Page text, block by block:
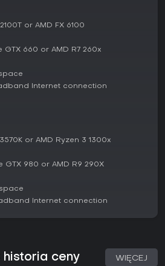
solo - wszystko wymaga partnera,
się mini-gry i wyzwania
wzbogacając progresję
co-op.
pełnym ekscentrycznych
zwierząt. Historia rozwija się
czy strychy, łącząc humor z
sceneria pozwala na spotkanie z
pomagają, dodając uroku
wybór dla fanów kooperacyjnych
entuzjastycznemu przyjęciu
or AMD FX 6100
GTX 660 or AMD R7 260x
Internet connection
or AMD Ryzen 3 1300x
GTX 980 or AMD R9 290X
Internet connection
historia ceny WIĘCEJ